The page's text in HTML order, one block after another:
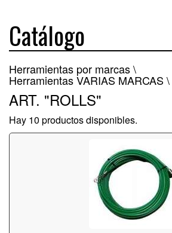
Catálogo
Herramientas por marcas \
Herramientas VARIAS MARCAS \
ART. "ROLLS"
Hay 10 productos disponibles.